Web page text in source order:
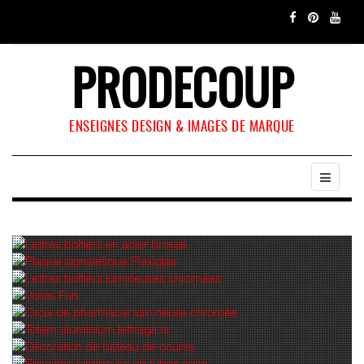
PRODECOUP
ENSEIGNES DESIGN & IMAGES DE MARQUE